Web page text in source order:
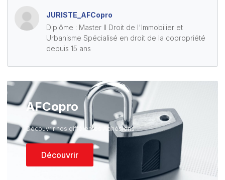
JURISTE_AFCopro
Diplôme : Master II Droit de l'Immobilier et
Urbanisme Spécialisé en droit de la copropriété
depuis 15 ans
AFCopro
Découvrir nos différentes Adhésions
Découvrir